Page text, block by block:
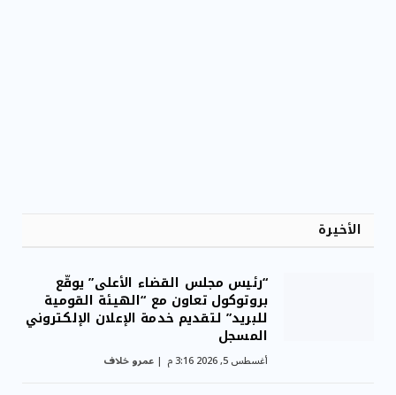
الأخيرة
“رئيس مجلس القضاء الأعلى” يوقّع
بروتوكول تعاون مع “الهيئة القومية
للبريد” لتقديم خدمة الإعلان الإلكتروني
المسجل
أغسطس 5, 2026 3:16 م عمرو خلاف